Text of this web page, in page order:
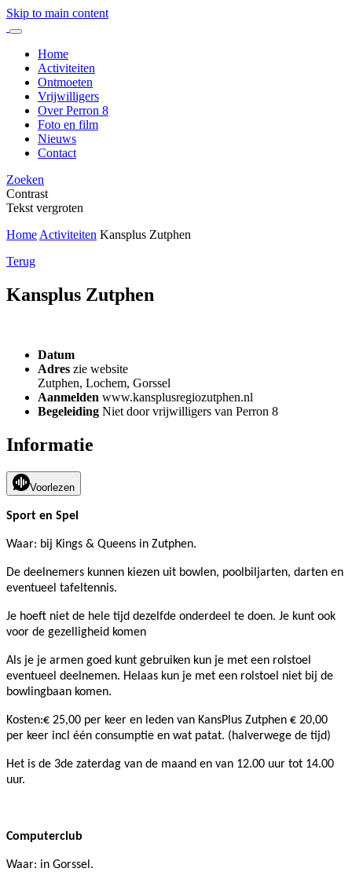
Skip to main content
Home
Activiteiten
Ontmoeten
Vrijwilligers
Over Perron 8
Foto en film
Nieuws
Contact
Zoeken
Contrast
Tekst vergroten
Home Activiteiten Kansplus Zutphen
Terug
Kansplus Zutphen
Datum
Adres zie website
Zutphen, Lochem, Gorssel
Aanmelden www.kansplusregiozutphen.nl
Begeleiding Niet door vrijwilligers van Perron 8
Informatie
Voorlezen
Sport en Spel
Waar: bij Kings & Queens in Zutphen.
De deelnemers kunnen kiezen uit bowlen, poolbiljarten, darten en
eventueel tafeltennis.
Je hoeft niet de hele tijd dezelfde onderdeel te doen. Je kunt ook
voor de gezelligheid komen
Als je je armen goed kunt gebruiken kun je met een rolstoel
eventueel deelnemen. Helaas kun je met een rolstoel niet bij de
bowlingbaan komen.
Kosten:€ 25,00 per keer en leden van KansPlus Zutphen € 20,00
per keer incl één consumptie en wat patat. (halverwege de tijd)
Het is de 3de zaterdag van de maand en van 12.00 uur tot 14.00
uur.
Computerclub
Waar: in Gorssel.